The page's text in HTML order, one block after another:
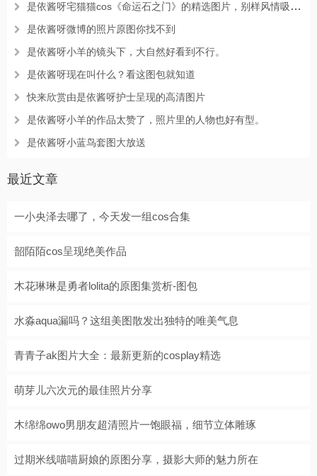
是依酱呀宅猫猫cos《命运石之门》的精选图片，别样风情吸引眼球
是依酱呀微博的照片原图你找不到
是依酱呀小羊的镜头下，大自然好看到不行。
是依酱呀现在叫什么？看这图包就知道
快来欣赏由是依酱呀护士呈现的高清图片
是依酱呀小羊的作品太赞了，照片里的人物也好有型。
是依酱呀小蓝鸟套图大放送
最近文章
一小央泽去哪了，今天发一组cos合集
韶陌陌cos呈现绝美作品
木花琳琳是勇者lolita的原图集赏析-图包
水淼aqua漏吗？这组美图散发出独特的唯美气息
青青子ak图片大全：最新更新的cosplay精选
萌芽儿六次元的最佳照片分享
木绵绵owo男朋友超清照片一饱眼福，细节立体雕琢
过期米线喵喵厨娘的原图分享，摄影大师的魅力所在